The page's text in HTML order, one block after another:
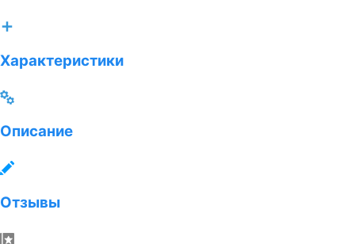
Характеристики
Описание
Отзывы